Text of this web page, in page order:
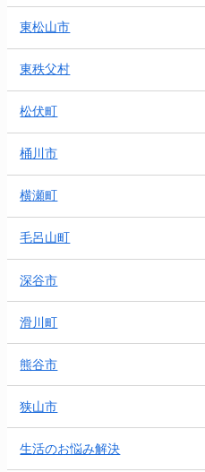
東松山市
東秩父村
松伏町
桶川市
横瀬町
毛呂山町
深谷市
滑川町
熊谷市
狭山市
生活のお悩み解決